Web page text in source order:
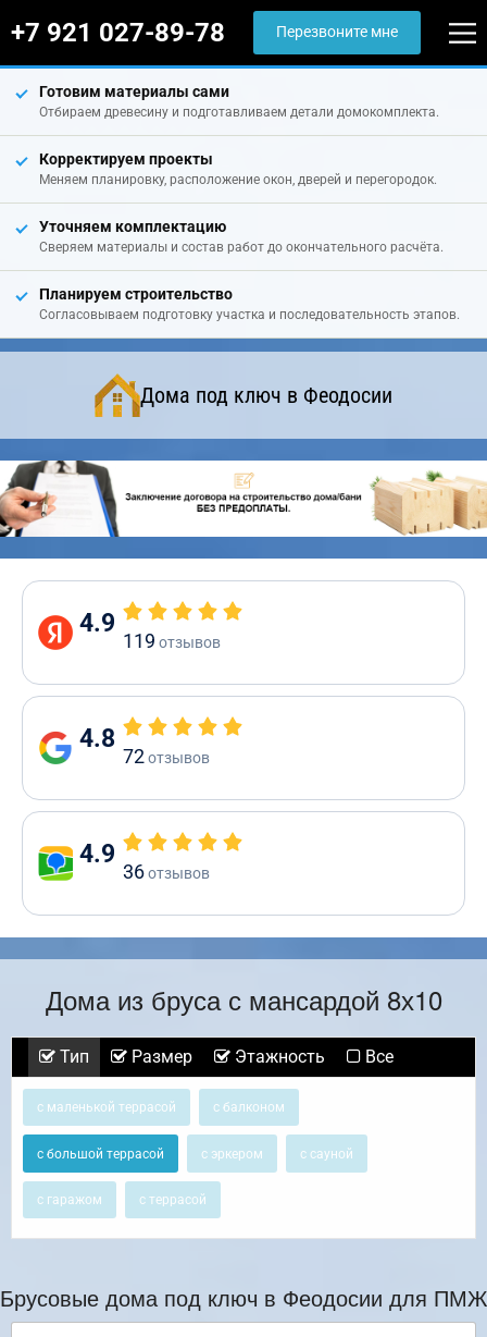
+7 921 027-89-78 Перезвоните мне
Готовим материалы сами
Отбираем древесину и подготавливаем детали домокомплекта.
Корректируем проекты
Меняем планировку, расположение окон, дверей и перегородок.
Уточняем комплектацию
Сверяем материалы и состав работ до окончательного расчёта.
Планируем строительство
Согласовываем подготовку участка и последовательность этапов.
Дома под ключ в Феодосии
4.9
119 отзывов
4.8
72отзывов
4.9
36отзывов
Дома из бруса с мансардой 8х10
Тип Размер Этажность Все
с маленькой террасой с балконом
с большой террасой с эркером с сауной
с гаражом с террасой
Брусовые дома под ключ в Феодосии для ПМЖ